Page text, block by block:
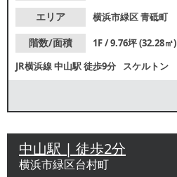
エリア
横浜市緑区青砥町
階数/面積
1F / 9.76坪 (32.28㎡)
JR横浜線中山駅徒歩9分 スケルトン
中山駅 | 徒歩2分
横浜市緑区台村町